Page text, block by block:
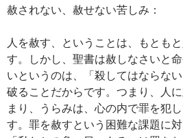
赦されない、赦せない苦しみ：
人を赦す、ということは、もとも
す。しかし、聖書は赦しなさいと
いというのは、「殺してはならな
破ることだからです。つまり、人
まり、うらみは、心の内で罪を犯
す。罪を赦すという困難な課題に対